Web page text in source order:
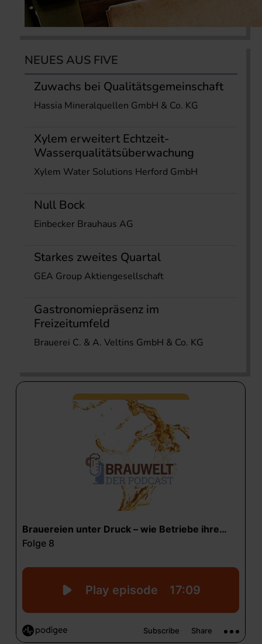
NEUES AUS FIVE
Zuwachs bei Qualitätsgemeinschaft
Hassia Mineralquellen GmbH & Co. KG
Xylem erweitert Echtzeit-
Wasserqualitätsüberwachung
Xylem Water Solutions Herford GmbH
Null Bock
Einbecker Brauhaus AG
Starkes zweites Quartal
GEA Group Aktiengesellschaft
Gastronomiepräsenz im
Freizeitumfeld
Brauerei C. & A. Veltins GmbH & Co. KG